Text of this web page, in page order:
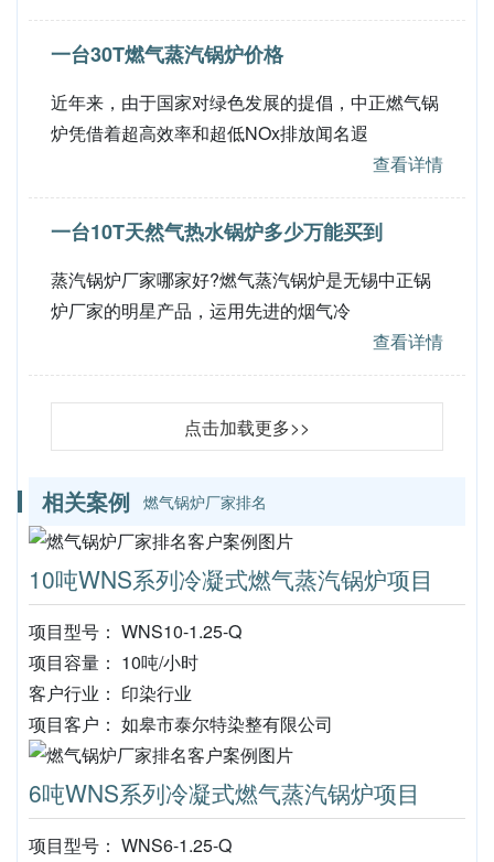
一台30T燃气蒸汽锅炉价格
近年来，由于国家对绿色发展的提倡，中正燃气锅
炉凭借着超高效率和超低NOx排放闻名遐
查看详情
一台10T天然气热水锅炉多少万能买到
蒸汽锅炉厂家哪家好?燃气蒸汽锅炉是无锡中正锅
炉厂家的明星产品，运用先进的烟气冷
查看详情
点击加载更多>>
相关案例 燃气锅炉厂家排名
10吨WNS系列冷凝式燃气蒸汽锅炉项目
项目型号： WNS10-1.25-Q
项目容量： 10吨/小时
客户行业： 印染行业
项目客户： 如皋市泰尔特染整有限公司
6吨WNS系列冷凝式燃气蒸汽锅炉项目
项目型号： WNS6-1.25-Q